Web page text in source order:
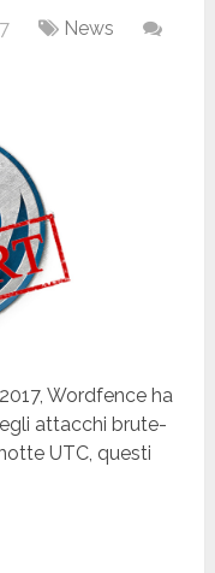
News
Wordfence ha
attacchi brute-
UTC, questi